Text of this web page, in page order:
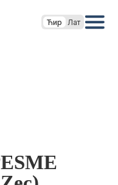
Ћир Лат